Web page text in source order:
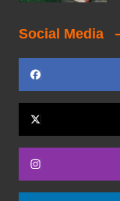
Social Media